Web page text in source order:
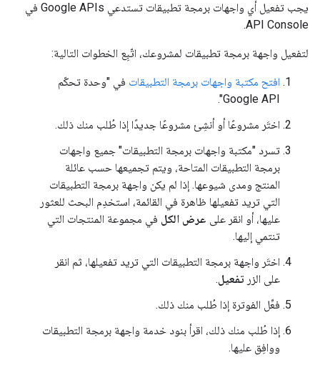
يجب تفعيل أي واجهات برمجة تطبيقات تستدعي Google APIs في
API Console.
لتفعيل واجهة برمجة تطبيقات لمشروعك، اتّبِع الخطوات التالية:
افتح مكتبة واجهات برمجة التطبيقات في "وحدة تحكّم
Google API".
اختَر مشروعًا أو أنشِئ مشروعًا جديدًا إذا طُلب منك ذلك.
تسرد "مكتبة واجهات برمجة التطبيقات" جميع واجهات
برمجة التطبيقات المتاحة، ويتم تجميعها حسب عائلة
المنتج ومدى شيوعها. إذا لم يكن واجهة برمجة التطبيقات
التي تريد تفعيلها ظاهرة في القائمة، استخدِم البحث للعثور
عليها، أو انقر على عرض الكل في مجموعة المنتجات التي
تنتمي إليها.
اختَر واجهة برمجة التطبيقات التي تريد تفعيلها، ثم انقر
على الزر تفعيل.
فعِّل الفوترة إذا طُلب منك ذلك.
إذا طُلب منك ذلك، اقرأ بنود خدمة واجهة برمجة التطبيقات
ووافِق عليها.